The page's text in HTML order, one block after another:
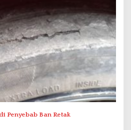
Penyebab Ban Retak